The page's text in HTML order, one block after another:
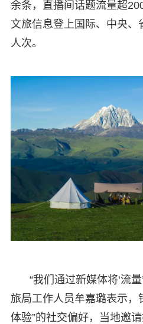
余条，直播间话题流量超
文旅信息登上国际、中央、
人次。
“我们通过新媒体将‘流量
旅局工作人员牟嘉璐表示，
体验”的社交偏好，当地邀